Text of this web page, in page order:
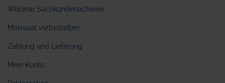
Webinar Sachkundenachweis
Maissaat vorbestellen
Zahlung und Lieferung
Mein Konto